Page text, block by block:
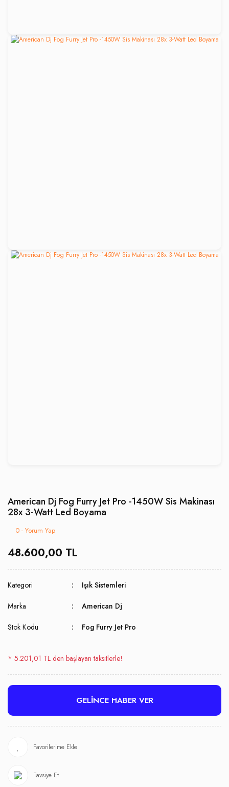
American Dj Fog Furry Jet Pro -1450W Sis Makinası
28x 3-Watt Led Boyama
0 - Yorum Yap
48.600,00 TL
Kategori Işık Sistemleri
Marka American Dj
Stok Kodu Fog Furry Jet Pro
* 5.201,01 TL den başlayan taksitlerle!
GELİNCE HABER VER
Tavsiye Et